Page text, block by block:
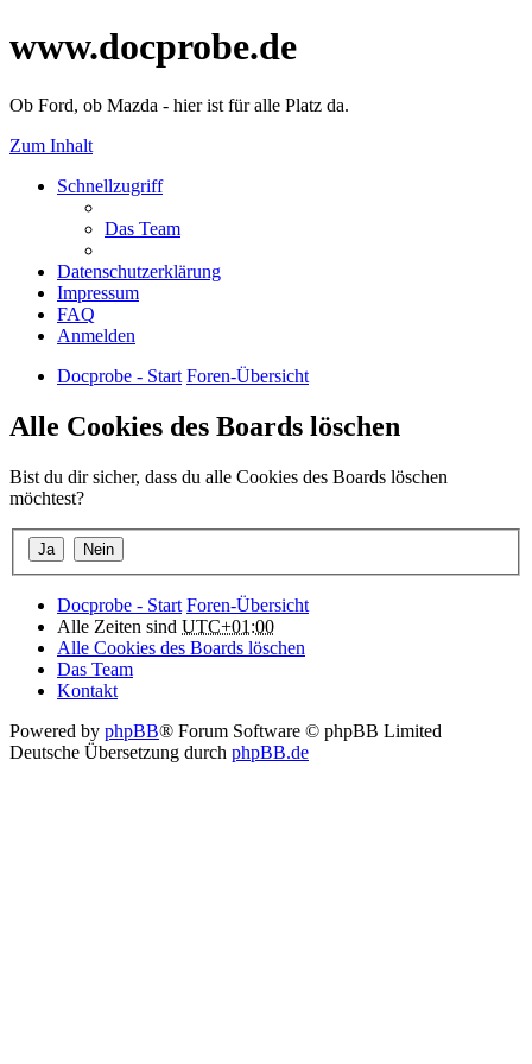
www.docprobe.de
Ob Ford, ob Mazda - hier ist für alle Platz da.
Zum Inhalt
Schnellzugriff
Das Team
Datenschutzerklärung
Impressum
FAQ
Anmelden
Docprobe - Start Foren-Übersicht
Alle Cookies des Boards löschen
Bist du dir sicher, dass du alle Cookies des Boards löschen
möchtest?
Docprobe - Start Foren-Übersicht
Alle Zeiten sind UTC+01:00
Alle Cookies des Boards löschen
Das Team
Kontakt
Powered by phpBB® Forum Software © phpBB Limited
Deutsche Übersetzung durch phpBB.de